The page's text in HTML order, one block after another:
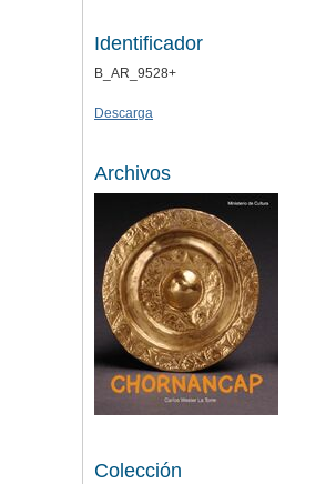
Identificador
B_AR_9528+
Descarga
Archivos
Colección